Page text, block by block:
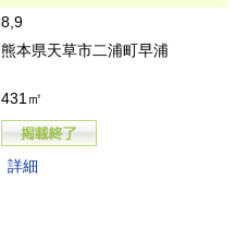
8,9
熊本県天草市二浦町早浦
431㎡
詳細